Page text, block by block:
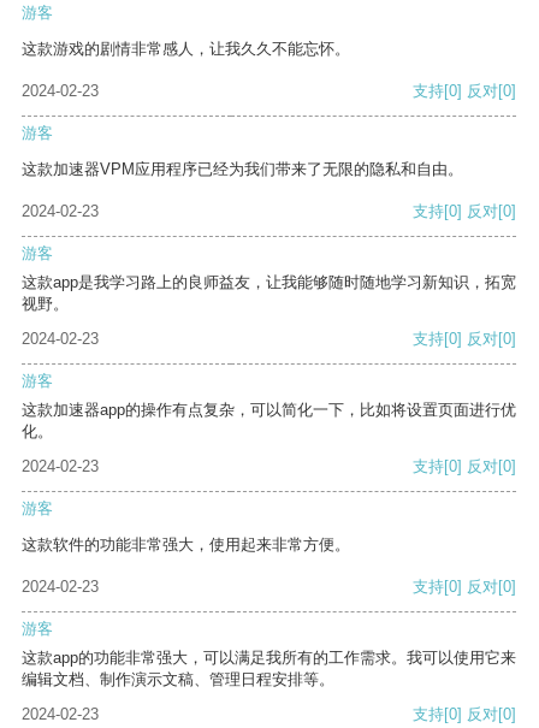
游客
这款游戏的剧情非常感人，让我久久不能忘怀。
2024-02-23 支持[0] 反对[0]
游客
这款加速器VPM应用程序已经为我们带来了无限的隐私和自由。
2024-02-23 支持[0] 反对[0]
游客
这款app是我学习路上的良师益友，让我能够随时随地学习新知识，拓宽
视野。
2024-02-23
支持[0] 反对[0]
游客
这款加速器app的操作有点复杂，可以简化一下，比如将设置页面进行优
化。
2024-02-23
支持[0] 反对[0]
游客
这款软件的功能非常强大，使用起来非常方便。
2024-02-23 支持[0] 反对[0]
游客
这款app的功能非常强大，可以满足我所有的工作需求。我可以使用它来
编辑文档、制作演示文稿、管理日程安排等。
2024-02-23
支持[0] 反对[0]